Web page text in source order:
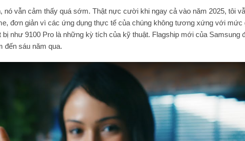
nó vẫn cảm thấy quá sớm. Thật nực cười khi ngay cả vào năm 2025, tôi
đơn giản vì các ứng dụng thực tế của chúng không tương xứng với
bị như 9100 Pro là những kỳ tích của kỹ thuật. Flagship mới của Samsung
đến sáu năm qua.